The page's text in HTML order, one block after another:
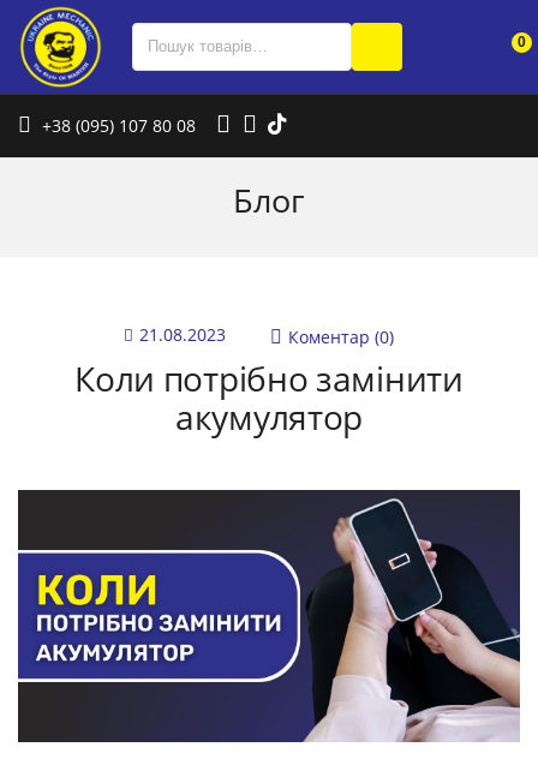
0
+38 (095) 107 80 08
Блог
21.08.2023 Коментар (0)
Коли потрібно замінити
акумулятор